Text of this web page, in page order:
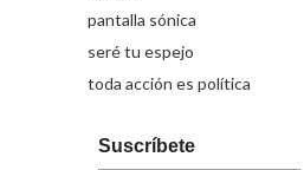
pantalla sónica
seré tu espejo
toda acción es política
Suscríbete